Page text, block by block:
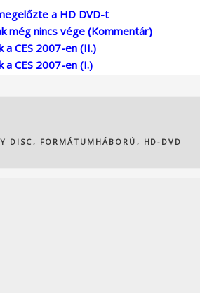
a HD DVD-t
még nincs vége (Kommentár)
a CES 2007-en (II.)
a CES 2007-en (I.)
DISC , FORMÁTUMHÁBORÚ , HD-DVD